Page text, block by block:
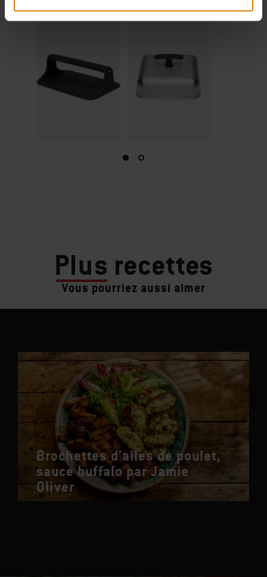
Plus recettes
Vous pourriez aussi aimer
Brochettes d’ailes de poulet,
sauce buffalo par Jamie
Oliver